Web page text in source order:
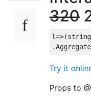
320
Try it
Props to